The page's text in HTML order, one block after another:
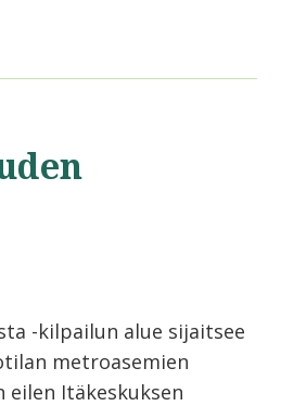
-kilpailun alue sijaitsee
metroasemien
eilen Itäkeskuksen